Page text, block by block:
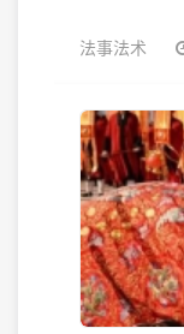
法事法术